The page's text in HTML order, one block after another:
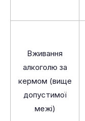
Вживання
алкоголю за
кермом (вище
допустимої
межі)